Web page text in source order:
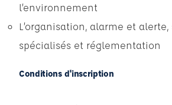
l’environnement
L’organisation, alarme et alerte,
spécialisés et réglementation
Conditions d'inscription